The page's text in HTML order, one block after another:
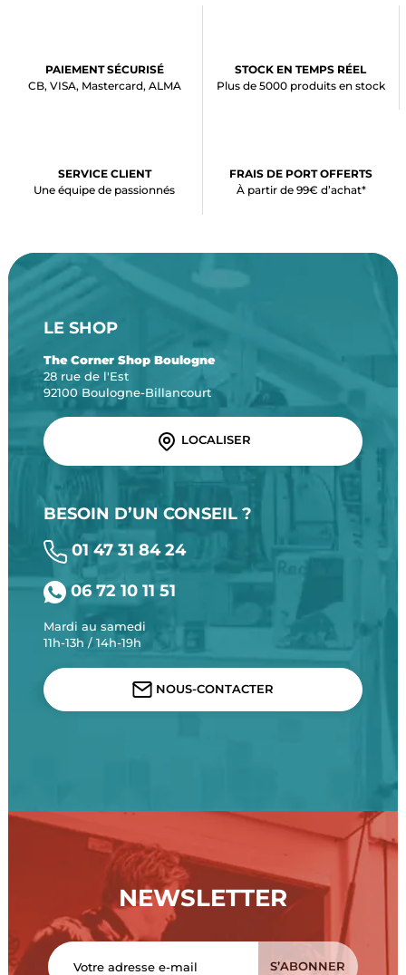
PAIEMENT SÉCURISÉ
CB, VISA, Mastercard, ALMA
STOCK EN TEMPS RÉEL
Plus de 5000 produits en stock
SERVICE CLIENT
Une équipe de passionnés
FRAIS DE PORT OFFERTS
À partir de 99€ d’achat*
LE SHOP
The Corner Shop Boulogne
28 rue de l'Est
92100 Boulogne-Billancourt
LOCALISER
BESOIN D’UN CONSEIL ?
01 47 31 84 24
06 72 10 11 51
Mardi au samedi
11h-13h / 14h-19h
NOUS-CONTACTER
NEWSLETTER